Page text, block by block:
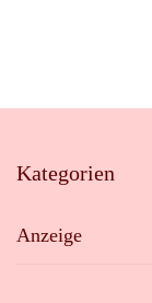
Kategorien
Anzeige